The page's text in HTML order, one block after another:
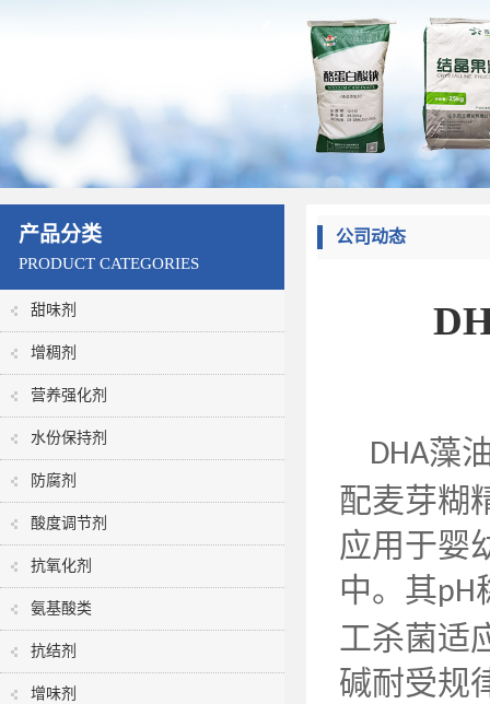
产品分类
PRODUCT CATEGORIES
甜味剂
增稠剂
营养强化剂
水份保持剂
防腐剂
酸度调节剂
抗氧化剂
氨基酸类
抗结剂
增味剂
公司动态
DHA藻
配麦芽糊
应用于婴
中。其pH
工杀菌适
碱耐受规